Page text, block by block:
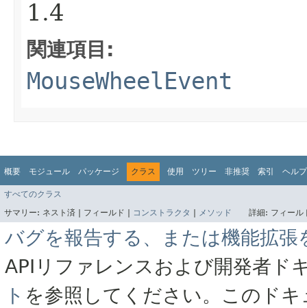
1.4
関連項目:
MouseWheelEvent
概要 モジュール パッケージ クラス 使用 ツリー 非推奨 索引 ヘルプ
すべてのクラス
サマリー: ネスト済 | フィールド | コンストラクタ メソッド 詳細: フィー
バグを報告する、または機能拡張
APIリファレンスおよび開発者ド
ト を参照してください。このド